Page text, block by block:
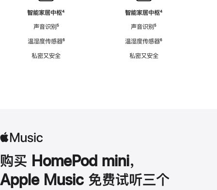
智能家居中枢脚
⁴
声音识别脚
⁵
温湿度传感器脚
⁶
私密又安全
智能家居中枢脚
⁴
声音识别脚
⁵
温湿度传感器脚
⁶
私密又安全
购买 HomePod mini，
Apple Music 免费试听三个